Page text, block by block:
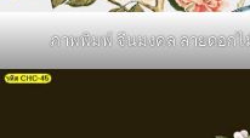
ภาพพิมพ์ จีนมงคล ลายดอกไ